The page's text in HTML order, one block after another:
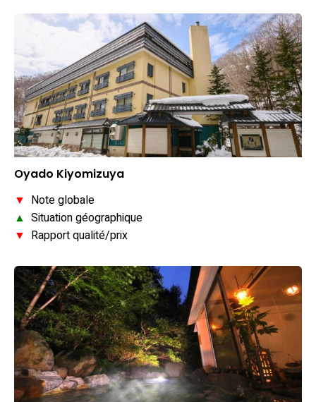
Oyado Kiyomizuya
▼ Note globale
▲ Situation géographique
▼ Rapport qualité/prix